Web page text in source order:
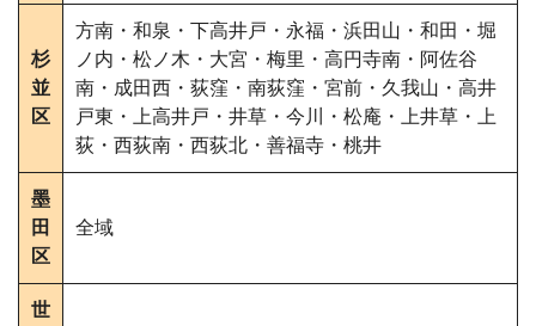
杉
並
区
方南・和泉・下高井戸・永福・浜田山・和田・堀
ノ内・松ノ木・大宮・梅里・高円寺南・阿佐谷
南・成田西・荻窪・南荻窪・宮前・久我山・高井
戸東・上高井戸・井草・今川・松庵・上井草・上
荻・西荻南・西荻北・善福寺・桃井
墨
田
区
全域
世